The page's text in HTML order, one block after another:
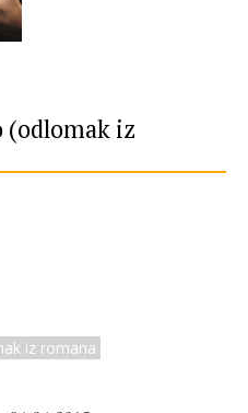
(odlomak iz
iz romana